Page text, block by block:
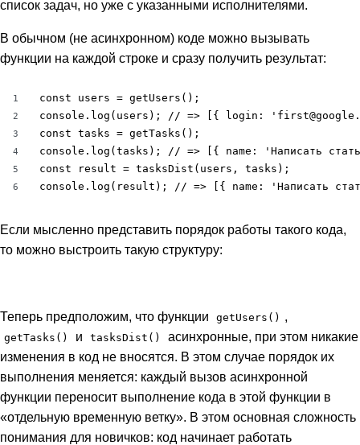
список задач, но уже с указанными исполнителями.
В обычном (не асинхронном) коде можно вызывать
функции на каждой строке и сразу получить результат:
1
2
3
4
5
6
const users = getUsers();
console.log(users); // => [{ login:
const tasks = getTasks();
console.log(tasks); // => [{ name: 'Написать
const result = tasksDist(users, tasks);
console.log(result); // => [{ name: 'Написать
Если мысленно представить порядок работы такого кода,
то можно выстроить такую структуру:
Теперь предположим, что функции getUsers() ,
getTasks() и tasksDist()
асинхронные, при этом никакие
изменения в код не вносятся. В этом случае порядок их
выполнения меняется: каждый вызов асинхронной
функции переносит выполнение кода в этой функции в
«отдельную временную ветку». В этом основная сложность
понимания для новичков: код начинает работать